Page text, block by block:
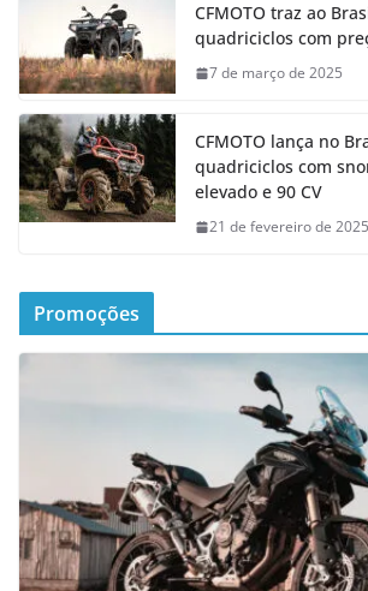
CFMOTO traz ao
quadriciclos com
7 de março de 2025
CFMOTO lança no
quadriciclos com
elevado e 90 CV
21 de fevereiro de 2025
Promoções